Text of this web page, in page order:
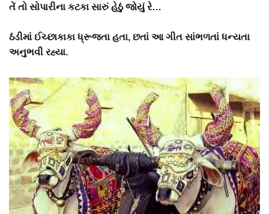
તેં તો સોપારીના કટકા સારું હેઠું જોયું રે…
ઠંડીમાં ઈચ્છાકાકા ધ્રૂજતા હતા, છતાં આ ગીત સાંભળતાં ધન્યતા
અનુભવી રહ્યા.